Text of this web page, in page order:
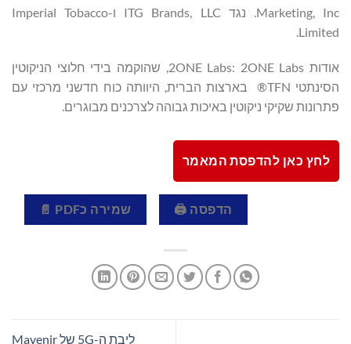
Marketing, Inc. נגד ITG Brands, LLC ו-Imperial Tobacco
Limited.
אודות 2ONE Labs: 2ONE Labs, שהוקמה בידי חלוצי הניקוטין
הסינתטי TFN® בארצות הברית, היוותה כוח חדשני מרכזי עם
פתרונות שקיקי ניקוטין באיכות גבוהה לצרכנים מבוגרים.
לחץ כאן להדפסת המאמר
הדפסה 🖨 שמירה כPDF 📄
ליבת ה-5G של Mavenir